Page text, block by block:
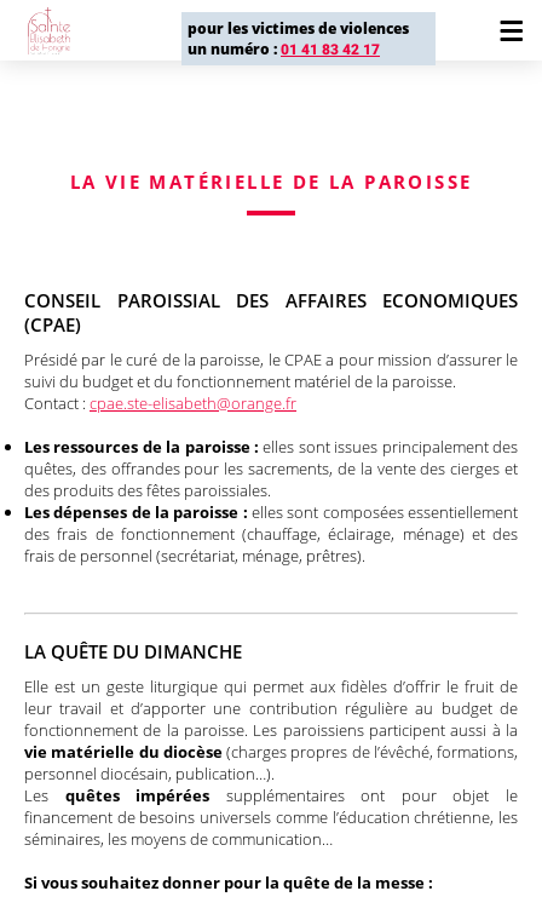
pour les victimes de violences
un numéro :01 41 83 42 17
LA VIE MATÉRIELLE DE LA PAROISSE
CONSEIL PAROISSIAL DES AFFAIRES ECONOMIQUES
(CPAE)
Présidé par le curé de la paroisse, le CPAE a pour mission d’assurer le
suivi du budget et du fonctionnement matériel de la paroisse.
Contact : cpae.ste-elisabeth@orange.fr
Les ressources de la paroisse :elles sont issues principalement des
quêtes, des offrandes pour les sacrements, de la vente des cierges et
des produits des fêtes paroissiales.
Les dépenses de la paroisse : elles sont composées essentiellement
des frais de fonctionnement (chauffage, éclairage, ménage) et des
frais de personnel (secrétariat, ménage, prêtres).
LA QUÊTE DU DIMANCHE
Elle est un geste liturgique qui permet aux fidèles d’offrir le fruit de
leur travail et d’apporter une contribution régulière au budget de
fonctionnement de la paroisse. Les paroissiens participent aussi à la
vie matérielle du diocèse(charges propres de l’évêché, formations,
personnel diocésain, publication…).
Les quêtes impérées supplémentaires ont pour objet le
financement de besoins universels comme l’éducation chrétienne, les
séminaires, les moyens de communication…
Si vous souhaitez donner pour la quête de la messe :